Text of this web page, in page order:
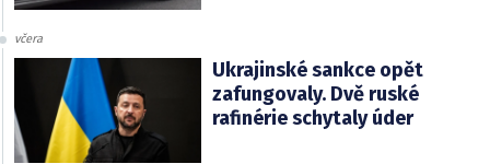
včera
Ukrajinské sankce opět
zafungovaly. Dvě ruské
rafinérie schytaly úder